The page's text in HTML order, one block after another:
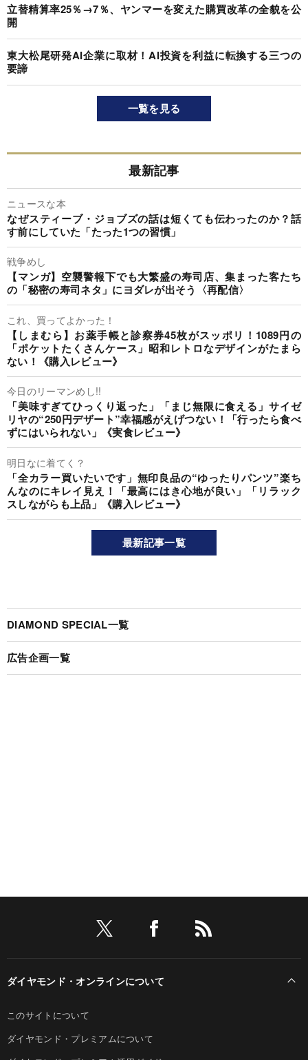
立替精算率25％→7％、ヤンマーを変えた購買改革の全貌を公
開
東大松尾研発AI企業に取材！AI投資を利益に転換する三つの
要諦
一覧を見る
最新記事
ニュースな本
なぜスティーブ・ジョブズの話は短くても伝わったのか？話
す前にしていた「たった1つの習慣」
戦争めし
【マンガ】空襲警報下でも大繁盛の寿司店、集まった客たち
の「秘密の寿司ネタ」にヨダレが出そう〈再配信〉
これ、買ってよかった！
【しまむら】お薬手帳と診察券45枚がスッポリ！1089円の
「ポケットたくさんケース」昭和レトロなデザインがたまら
ない！《購入レビュー》
今日のリーマンめし!!
「美味すぎてひっくり返った」「まじ無限に食える」サイゼ
リヤの“250円デザート”幸福感がえげつない！「行ったら食べ
ずにはいられない」《実食レビュー》
明日なに着てく？
「全カラー買いたいです」無印良品の“ゆったりパンツ”楽ち
んなのにキレイ見え！「最高にはき心地が良い」「リラック
スしながらも上品」《購入レビュー》
最新記事一覧
DIAMOND SPECIAL一覧
広告企画一覧
ダイヤモンド・オンラインについて
このサイトについて
ダイヤモンド・プレミアムについて